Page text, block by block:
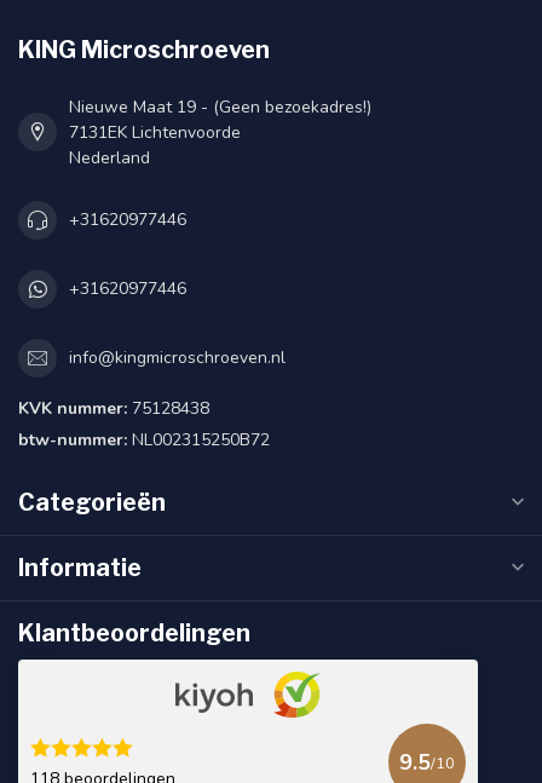
KING Microschroeven
Nieuwe Maat 19 - (Geen bezoekadres!)
7131EK Lichtenvoorde
Nederland
+31620977446
+31620977446
info@kingmicroschroeven.nl
KVK nummer: 75128438
btw-nummer: NL002315250B72
Categorieën
Informatie
Klantbeoordelingen
118 beoordelingen
9.5/10